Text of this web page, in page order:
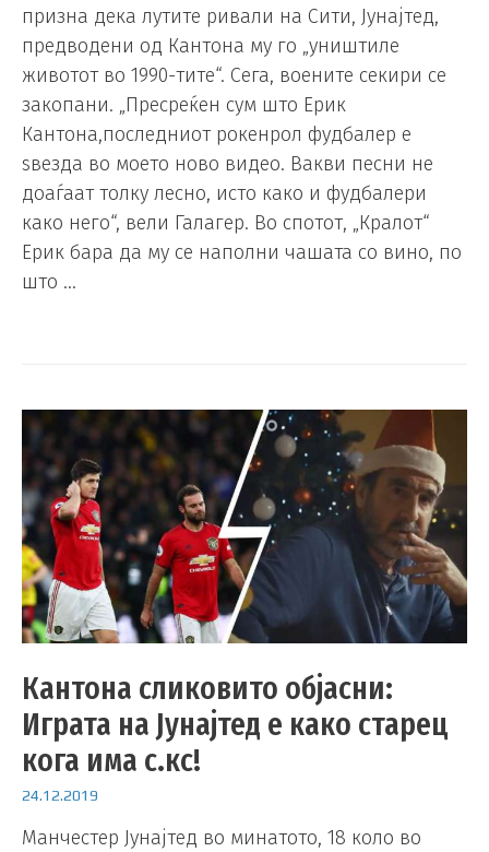
призна дека лутите ривали на Сити, Јунајтед,
предводени од Кантона му го „уништиле
животот во 1990-тите“. Сега, воените секири се
закопани. „Пресреќен сум што Ерик
Кантона,последниот рокенрол фудбалер е
ѕвезда во моето ново видео. Вакви песни не
доаѓаат толку лесно, исто како и фудбалери
како него“, вели Галагер. Во спотот, „Кралот“
Ерик бара да му се наполни чашата со вино, по
што …
Кантона сликовито објасни:
Играта на Јунајтед е како старец
кога има с.кс!
24.12.2019
Манчестер Јунајтед во минатото, 18 коло во